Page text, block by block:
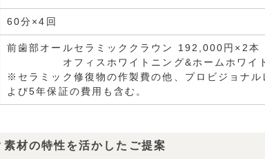
60分×4回
前歯部オールセラミッククラウン 192,000円×2本
オフィスホワイトニング&ホームホワイト
※セラミック修復物の作製費の他、プロビジョナ
よび5年保証の費用も含む。
素材の特性を活かしたご提案